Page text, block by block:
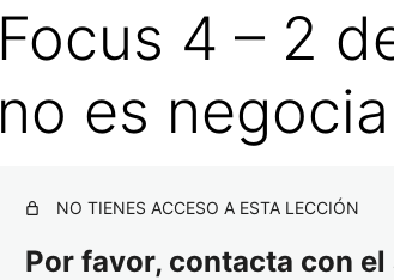
Focus 4 – 2
no es
NO TIENES ACCESO A ESTA LECCIÓN
Por favor, contacta con